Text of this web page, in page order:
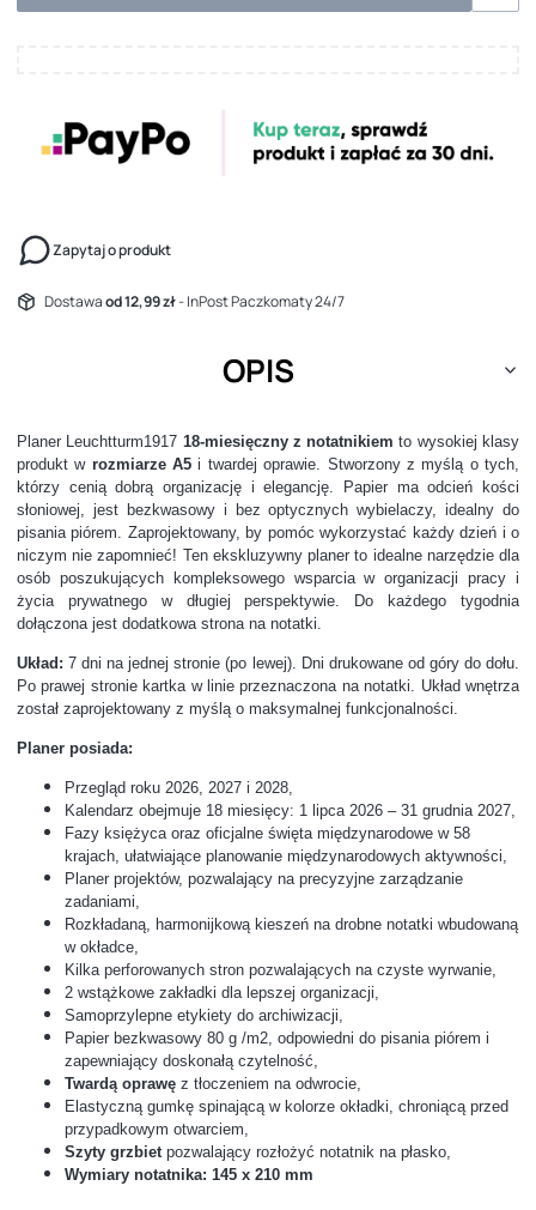
Zapytaj o produkt
Dostawaod 12,99 zł- InPost Paczkomaty 24/7
OPIS
Planer Leuchtturm1917 18-miesięczny z notatnikiem to wysokiej klasy
produkt w rozmiarze A5 i twardej oprawie. Stworzony z myślą o tych,
którzy cenią dobrą organizację i elegancję. Papier ma odcień kości
słoniowej, jest bezkwasowy i bez optycznych wybielaczy, idealny do
pisania piórem. Zaprojektowany, by pomóc wykorzystać każdy dzień i o
niczym nie zapomnieć! Ten ekskluzywny planer to idealne narzędzie dla
osób poszukujących kompleksowego wsparcia w organizacji pracy i
życia prywatnego w długiej perspektywie. Do każdego tygodnia
dołączona jest dodatkowa strona na notatki.
Układ: 7 dni na jednej stronie (po lewej). Dni drukowane od góry do dołu.
Po prawej stronie kartka w linie przeznaczona na notatki. Układ wnętrza
został zaprojektowany z myślą o maksymalnej funkcjonalności.
Planer posiada:
Przegląd roku 2026, 2027 i 2028,
Kalendarz obejmuje 18 miesięcy: 1 lipca 2026 – 31 grudnia 2027,
Fazy księżyca oraz oficjalne święta międzynarodowe w 58
krajach, ułatwiające planowanie międzynarodowych aktywności,
Planer projektów, pozwalający na precyzyjne zarządzanie
zadaniami,
Rozkładaną, harmonijkową kieszeń na drobne notatki wbudowaną
w okładce,
Kilka perforowanych stron pozwalających na czyste wyrwanie,
2 wstążkowe zakładki dla lepszej organizacji,
Samoprzylepne etykiety do archiwizacji,
Papier bezkwasowy 80 g /m2, odpowiedni do pisania piórem i
zapewniający doskonałą czytelność,
Twardą oprawę z tłoczeniem na odwrocie,
Elastyczną gumkę spinającą w kolorze okładki, chroniącą przed
przypadkowym otwarciem,
Szyty grzbiet pozwalający rozłożyć notatnik na płasko,
Wymiary notatnika: 145 x 210 mm